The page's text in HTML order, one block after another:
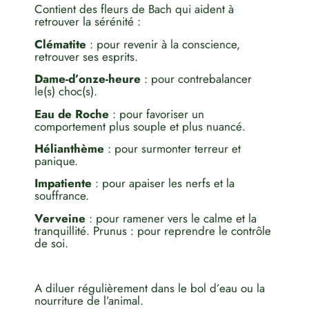
Contient des fleurs de Bach qui aident à
retrouver la sérénité :
Clématite : pour revenir à la conscience,
retrouver ses esprits.
Dame-d’onze-heure : pour contrebalancer
le(s) choc(s).
Eau de Roche : pour favoriser un
comportement plus souple et plus nuancé.
Hélianthème : pour surmonter terreur et
panique.
Impatiente : pour apaiser les nerfs et la
souffrance.
Verveine : pour ramener vers le calme et la
tranquillité. Prunus : pour reprendre le contrôle
de soi.
A diluer régulièrement dans le bol d’eau ou la
nourriture de l’animal.